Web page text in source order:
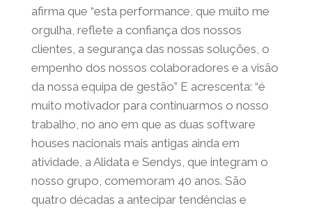
afirma que “esta performance, que muito me
orgulha, reflete a confiança dos nossos
clientes, a segurança das nossas soluções, o
empenho dos nossos colaboradores e a visão
da nossa equipa de gestão” E acrescenta: “é
muito motivador para continuarmos o nosso
trabalho, no ano em que as duas software
houses nacionais mais antigas ainda em
atividade, a Alidata e Sendys, que integram o
nosso grupo, comemoram 40 anos. São
quatro décadas a antecipar tendências e